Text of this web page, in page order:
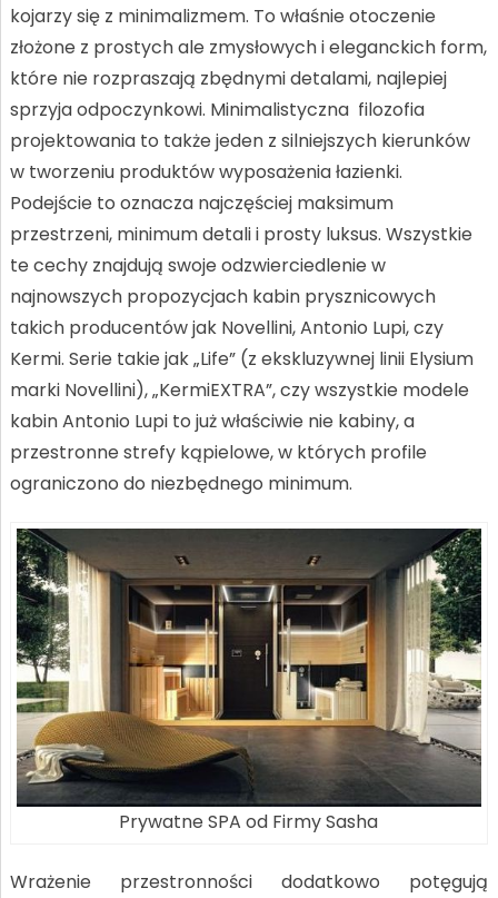
kojarzy się z minimalizmem. To właśnie otoczenie
złożone z prostych ale zmysłowych i eleganckich form,
które nie rozpraszają zbędnymi detalami, najlepiej
sprzyja odpoczynkowi. Minimalistyczna filozofia
projektowania to także jeden z silniejszych kierunków
w tworzeniu produktów wyposażenia łazienki.
Podejście to oznacza najczęściej maksimum
przestrzeni, minimum detali i prosty luksus. Wszystkie
te cechy znajdują swoje odzwierciedlenie w
najnowszych propozycjach kabin prysznicowych
takich producentów jak Novellini, Antonio Lupi, czy
Kermi. Serie takie jak „Life” (z ekskluzywnej linii Elysium
marki Novellini), „KermiEXTRA”, czy wszystkie modele
kabin Antonio Lupi to już właściwie nie kabiny, a
przestronne strefy kąpielowe, w których profile
ograniczono do niezbędnego minimum.
Prywatne SPA od Firmy Sasha
Wrażenie przestronności dodatkowo potęgują